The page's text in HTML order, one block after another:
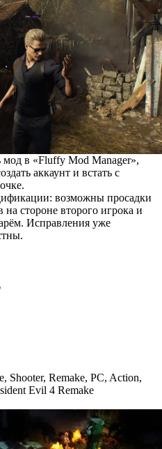
в «Fluffy Mod Manager»,
аккаунт и встать с
возможны просадки
стороне второго игрока и
Исправления уже
, Shooter, Remake, PC, Action,
Evil 4 Remake